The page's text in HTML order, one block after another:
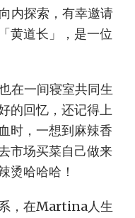
内探索，有幸邀请
黄道长」，是一位
在一间寝室共同生
的回忆，还记得上
时，一想到麻辣香
市场买菜自己做来
烫哈哈哈！
，在Martina人生